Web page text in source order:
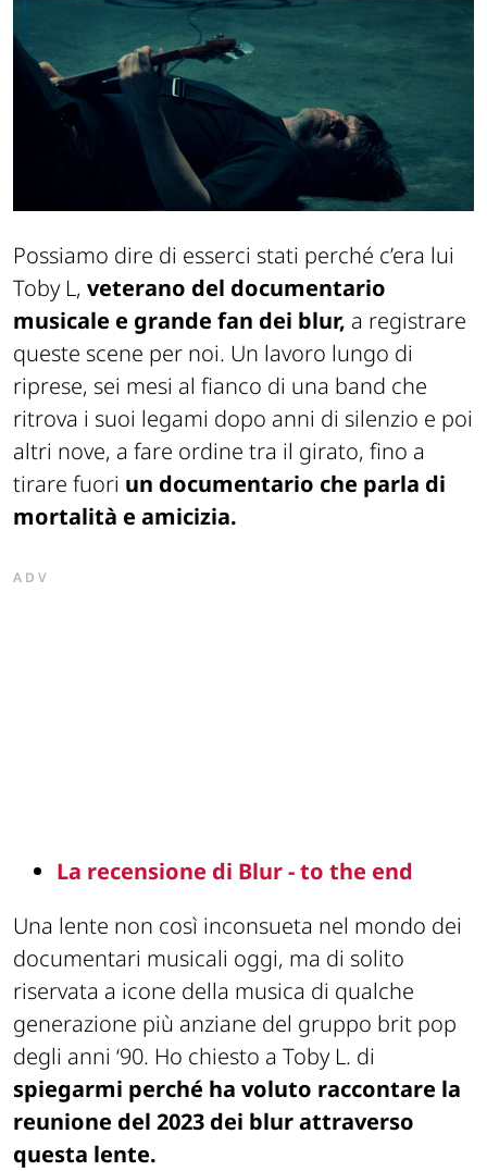
Possiamo dire di esserci stati perché c’era lui
Toby L, veterano del documentario
musicale e grande fan dei blur, a registrare
queste scene per noi. Un lavoro lungo di
riprese, sei mesi al fianco di una band che
ritrova i suoi legami dopo anni di silenzio e poi
altri nove, a fare ordine tra il girato, fino a
tirare fuori un documentario che parla di
mortalità e amicizia.
ADV
La recensione di Blur - to the end
Una lente non così inconsueta nel mondo dei
documentari musicali oggi, ma di solito
riservata a icone della musica di qualche
generazione più anziane del gruppo brit pop
degli anni ‘90. Ho chiesto a Toby L. di
spiegarmi perché ha voluto raccontare la
reunione del 2023 dei blur attraverso
questa lente.